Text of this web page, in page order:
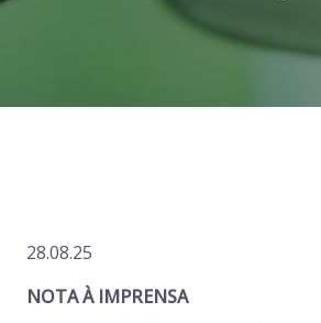
28.08.25
NOTA À IMPRENSA